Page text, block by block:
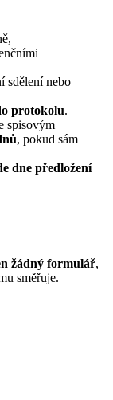
sdělení nebo
protokolu.
spisovým
, pokud sám
dne předložení
žádný formulář,
směřuje.